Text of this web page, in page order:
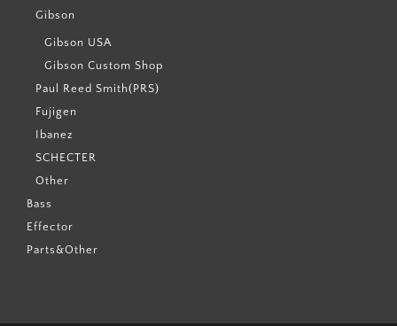
Gibson
Gibson USA
Gibson Custom Shop
Paul Reed Smith(PRS)
Fujigen
Ibanez
SCHECTER
Other
Bass
Effector
Parts&Other